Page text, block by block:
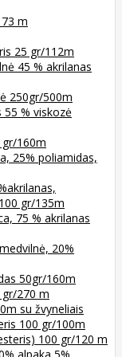
m
25 gr/112m
45 % akrilanas
250gr/500m
55 % viskozė
gr/160m
25% poliamidas,
gr/135m
75 % akrilanas
20%
50gr/160m
gr/270 m
su žvyneliais
100 gr/100m
100 gr/120 m
alpaka 5%